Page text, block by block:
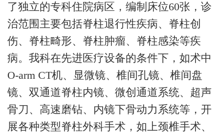
了独立的专科住院病区，编制床位60张，诊
治范围主要包括脊柱退行性疾病、脊柱创
伤、脊柱畸形、脊柱肿瘤、脊柱感染等疾
病。我科在先进医疗设备的条件下，如术中
O-arm CT机、显微镜、椎间孔镜、椎间盘
镜、双通道脊柱内镜、微创通道系统、超声
骨刀、高速磨钻、内镜下骨动力系统等，开
展各种类型脊柱外科手术，如上颈椎手术、